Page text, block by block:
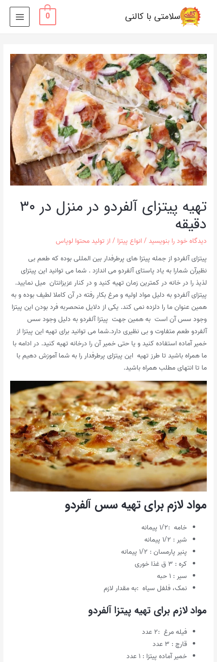
سلامتی با کالنی 0
MAIN
تهیه پیتزای آلفردو در منزل در ۳۰
دقیقه
دیدگاه‌ خود را بنویسید/ انواع پیتزا / از تولید محتوا لوپاس
پیتزای آلفردو از جمله پیتزا های پرطرفدار بین المللی بوده که طعم بی
نظیرآن شمارا به یاد پاستای آلفردو می اندازد . شما می توانید این پیتزای
لذیذ را در خانه در کمترین زمان تهیه کنید و در کنار عزیزانتان میل نمایید.
پیتزای آلفردو به دلیل مواد اولیه و مرغ بکار رفته در آن کاملا لطیف بوده و به
همین عنوان ما را دلزده نمی کند. یکی از دلایل منحصربه فرد بودن این پیتزا
وجود سس آن است به همین جهت پیتزا آلفردو به دلیل وجود سس
آلفردو طعم متفاوت و بی نظیری دارد.شما می توانید برای تهیه این پیتزا از
خمیر آماده استفاده کنید و یا حتی خمیر آن را درخانه تهیه کنید. در ادامه با
ما همراه باشید تا طرز تهیه این پیتزای پرطرفدار را به شما آموزش دهیم با
ما تا انتهای مطلب همراه باشید.
مواد لازم برای تهیه سس آلفردو
خامه :۱/۲ پیمانه
شیر : ۱/۲ پیمانه
پنیر پارمسان : ۱/۲ پیمانه
کره : ۳ ق غذا خوری
سیر : ۱ حبه
نمک، فلفل سیاه :به مقدار لازم
مواد لازم برای تهیه پیتزا آلفردو
فیله مرغ :۲ عدد
قارچ : ۳ عدد
خمیر آماده پیتزا : ۱ عدد